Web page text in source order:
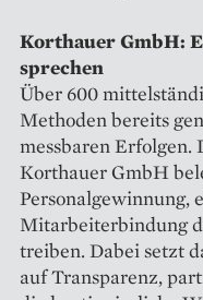
Korthauer GmbH:
sprechen
Über 600
Methoden bereits
messbaren
Korthauer GmbH
Personalgewinnung,
Mitarbeiterbindung
treiben. Dabei setzt
auf Transparenz,